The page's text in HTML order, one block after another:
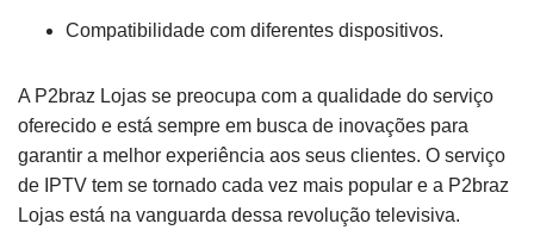
Compatibilidade com diferentes dispositivos.
A P2braz Lojas se preocupa com a qualidade do serviço
oferecido e está sempre em busca de inovações para
garantir a melhor experiência aos seus clientes. O serviço
de IPTV tem se tornado cada vez mais popular e a P2braz
Lojas está na vanguarda dessa revolução televisiva.